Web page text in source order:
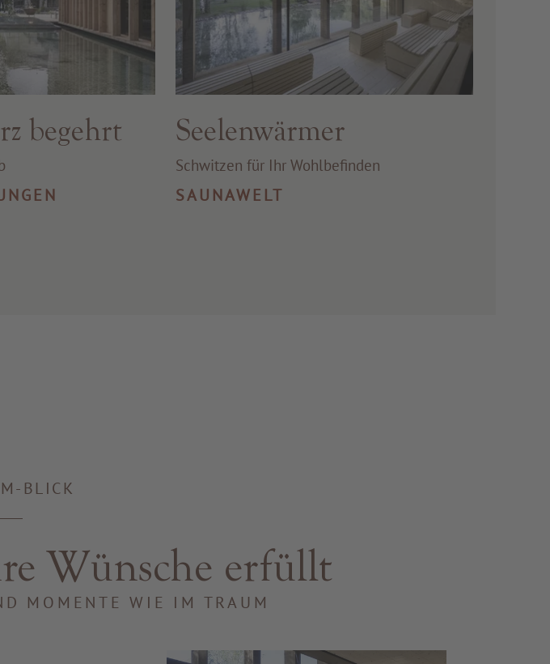
begehrt Seelenwärmer
Schwitzen für Ihr Wohlbefinden
SAUNAWELT
BLICK
Wünsche erfüllt
MOMENTE WIE IM TRAUM